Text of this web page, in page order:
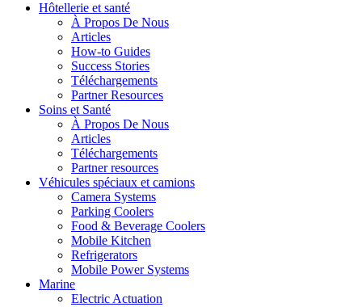
Hôtellerie et santé
À Propos De Nous
Articles
How-to Guides
Success Stories
Téléchargements
Partner Resources
Soins et Santé
À Propos De Nous
Articles
Téléchargements
Partner resources
Véhicules spéciaux et camions
Camera Systems
Parking Coolers
Food & Beverage Coolers
Mobile Kitchen
Refrigerators
Mobile Power Systems
Marine
Electric Actuation